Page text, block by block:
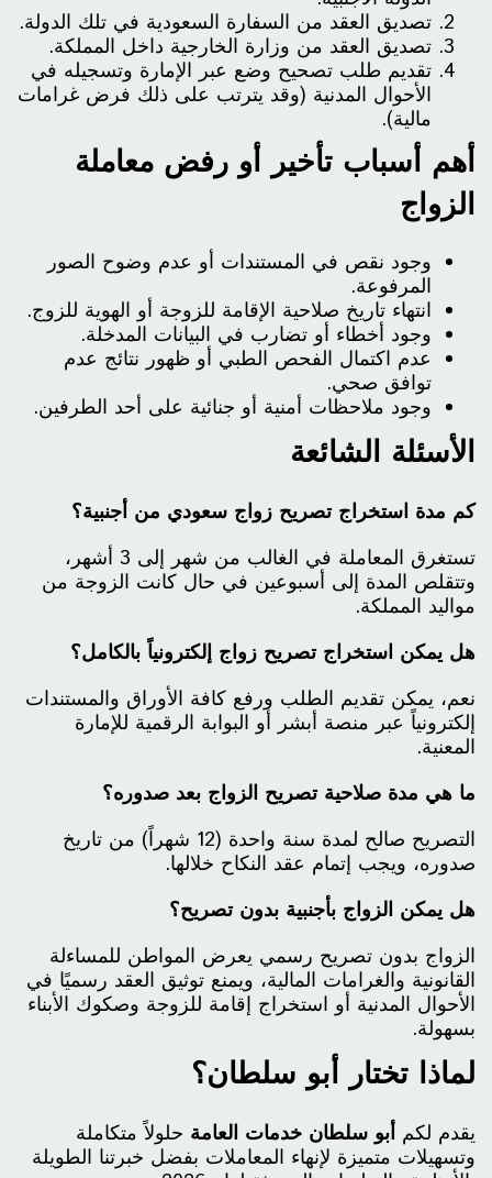
تصديق العقد من السفارة السعودية في تلك الدولة.
تصديق العقد من وزارة الخارجية داخل المملكة.
تقديم طلب تصحيح وضع عبر الإمارة وتسجيله في
الأحوال المدنية (وقد يترتب على ذلك فرض غرامات
مالية).
أهم أسباب تأخير أو رفض معاملة
الزواج
وجود نقص في المستندات أو عدم وضوح الصور
المرفوعة.
انتهاء تاريخ صلاحية الإقامة للزوجة أو الهوية للزوج.
وجود أخطاء أو تضارب في البيانات المدخلة.
عدم اكتمال الفحص الطبي أو ظهور نتائج عدم
توافق صحي.
وجود ملاحظات أمنية أو جنائية على أحد الطرفين.
الأسئلة الشائعة
كم مدة استخراج تصريح زواج سعودي من أجنبية؟
تستغرق المعاملة في الغالب من شهر إلى 3 أشهر،
وتتقلص المدة إلى أسبوعين في حال كانت الزوجة من
مواليد المملكة.
هل يمكن استخراج تصريح زواج إلكترونياً بالكامل؟
نعم، يمكن تقديم الطلب ورفع كافة الأوراق والمستندات
إلكترونياً عبر منصة أبشر أو البوابة الرقمية للإمارة
المعنية.
ما هي مدة صلاحية تصريح الزواج بعد صدوره؟
التصريح صالح لمدة سنة واحدة (12 شهراً) من تاريخ
صدوره، ويجب إتمام عقد النكاح خلالها.
هل يمكن الزواج بأجنبية بدون تصريح؟
الزواج بدون تصريح رسمي يعرض المواطن للمساءلة
القانونية والغرامات المالية، ويمنع توثيق العقد رسميًا في
الأحوال المدنية أو استخراج إقامة للزوجة وصكوك الأبناء
بسهولة.
لماذا تختار أبو سلطان؟
يقدم لكم أبو سلطان خدمات العامة حلولاً متكاملة
وتسهيلات متميزة لإنهاء المعاملات بفضل خبرتنا الطويلة